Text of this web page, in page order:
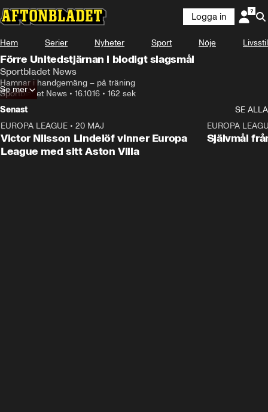
Logga in
Hem Serier Nyheter Sport Nöje Livsstil
Förre Unitedstjärnan i blodigt slagsmål
Sportbladet News
Hamnar i handgemäng – på träning
Sportbladet News • 16.10.16 • 162 sek
Se mer
Senast
SE ALLA
EUROPA LEAGUE • 20 MAJ
Victor Nilsson Lindelöf vinner Europa
League med sitt Aston Villa
EUROPA
Självmål